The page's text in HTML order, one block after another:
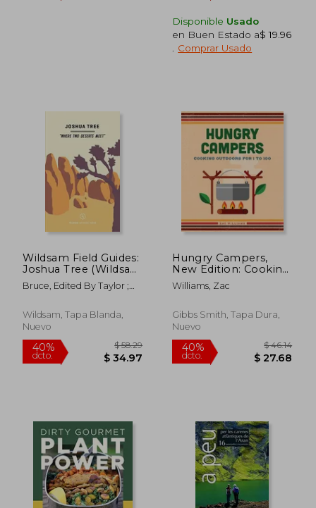
45%
dcto.
$ 42.50
$ 23.37
40%
dcto.
Disponible Usado
en Buen Estado a$ 19.96
Comprar Usado
Wildsam Field Guides:
Joshua Tree (Wildsam
National Parks) (en
Inglés)
Bruce, Edited By Taylor ;
Camellia
Wildsam, Tapa Blanda,
Nuevo
Hungry Campers,
New Edition: Cooking
Outdoors for 1 to 100
(en Inglés)
Williams, Zac
Gibbs Smith, Tapa Dura,
Nuevo